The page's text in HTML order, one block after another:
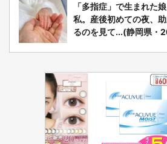
都道府選択
「多指症」で生まれた
私。産後初めての夜、
るのを見て...(静岡県・